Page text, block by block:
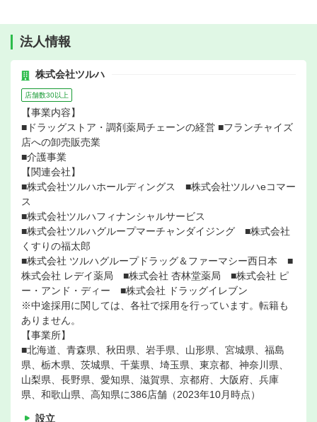
法人情報
株式会社ツルハ
店舗数30以上
【事業内容】
■ドラッグストア・調剤薬局チェーンの経営 ■フランチャイズ
店への卸売販売業
■介護事業
【関連会社】
■株式会社ツルハホールディングス ■株式会社ツルハeコマー
ス
■株式会社ツルハフィナンシャルサービス
■株式会社ツルハグループマーチャンダイジング ■株式会社
くすりの福太郎
■株式会社 ツルハグループドラッグ＆ファーマシー西日本 ■
株式会社 レデイ薬局 ■株式会社 杏林堂薬局 ■株式会社 ピ
ー・アンド・ディー ■株式会社 ドラッグイレブン
※中途採用に関しては、各社で採用を行っています。転籍も
ありません。
【事業所】
■北海道、青森県、秋田県、岩手県、山形県、宮城県、福島
県、栃木県、茨城県、千葉県、埼玉県、東京都、神奈川県、
山梨県、長野県、愛知県、滋賀県、京都府、大阪府、兵庫
県、和歌山県、高知県に386店舗（2023年10月時点）
設立